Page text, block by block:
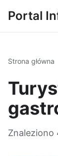
Portal
Strona główna
Znaleziono